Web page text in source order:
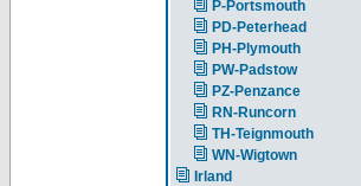
P-Portsmouth
PD-Peterhead
PH-Plymouth
PW-Padstow
PZ-Penzance
RN-Runcorn
TH-Teignmouth
WN-Wigtown
Irland